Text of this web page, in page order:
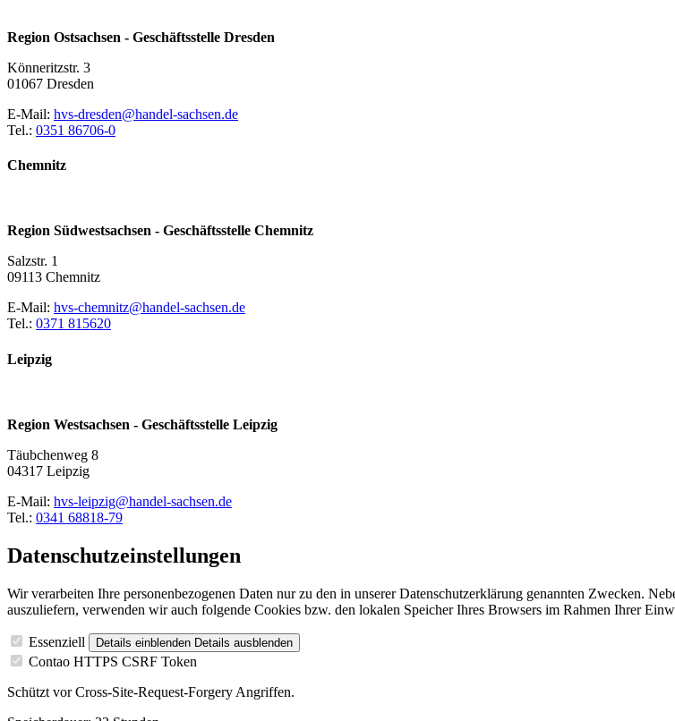
Region Ostsachsen - Geschäftsstelle Dresden
Könneritzstr. 3
01067 Dresden
E-Mail: hvs-dresden@handel-sachsen.de
Tel.: 0351 86706-0
Chemnitz
Region Südwestsachsen - Geschäftsstelle Chemnitz
Salzstr. 1
09113 Chemnitz
E-Mail: hvs-chemnitz@handel-sachsen.de
Tel.: 0371 815620
Leipzig
Region Westsachsen - Geschäftsstelle Leipzig
Täubchenweg 8
04317 Leipzig
E-Mail: hvs-leipzig@handel-sachsen.de
Tel.: 0341 68818-79
Datenschutzeinstellungen
Wir verarbeiten Ihre personenbezogenen Daten nur zu den in unserer Datenschutzerklärung genannten Zwecken.
auszuliefern, verwenden wir auch folgende Cookies bzw. den lokalen Speicher Ihres Browsers im Rahmen Ihrer
Essenziell Details einblenden Details ausblenden
Contao HTTPS CSRF Token
Schützt vor Cross-Site-Request-Forgery Angriffen.